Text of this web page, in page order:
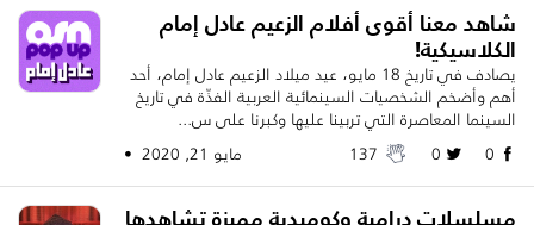
شاهد معنا أقوى أفلام الزعيم عادل إمام
الكلاسيكية!
يصادف في تاريخ 18 مايو، عيد ميلاد الزعيم عادل إمام، أحد
أهم وأضخم الشخصيات السينمائية العربية الفذّة في تاريخ
السينما المعاصرة التي تربينا عليها وكبرنا على س...
مايو 21, 2020 •